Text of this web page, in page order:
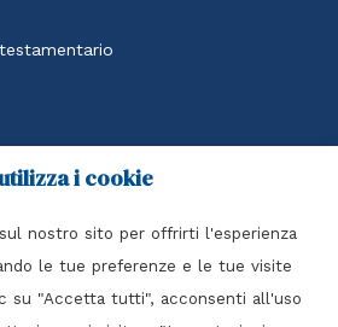
il Dono Ente filantropico
i cookie
nostro sito per offrirti l'esperienza
le tue preferenze e le tue visite
su "Accetta tutti", acconsenti all'uso